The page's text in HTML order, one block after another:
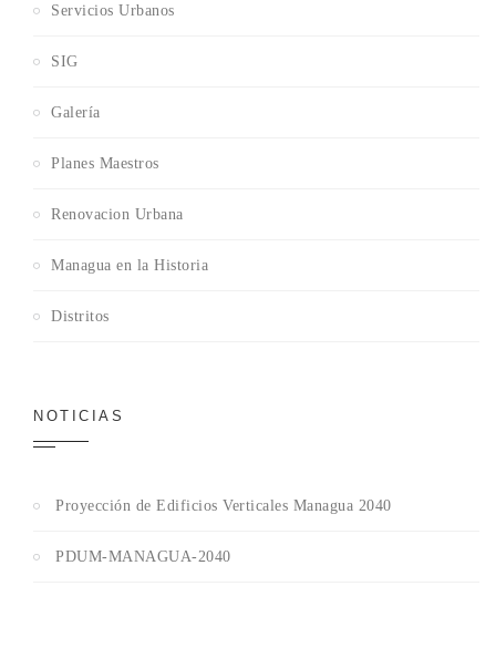
Servicios Urbanos
SIG
Galería
Planes Maestros
Renovacion Urbana
Managua en la Historia
Distritos
NOTICIAS
Proyección de Edificios Verticales Managua 2040
PDUM-MANAGUA-2040